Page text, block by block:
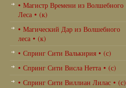
• Магистр Времени из Волшебного
Леса • (к)
• Магический Дар из Волшебного
леса • (к)
• Спринг Сити Валькирия • (с)
• Спринг Сити Висла Нетта • (с)
• Спринг Сити Виллиан Лилас • (с)